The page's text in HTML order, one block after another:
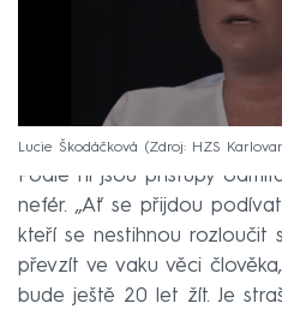
Lucie Škodáčková Zdroj: HZS
Podle ní jsou přístupy
nefér. „Ať se přijdou
kteří se nestihnou rozloučit
převzít ve vaku věci
bude ještě 20 let žít. Je